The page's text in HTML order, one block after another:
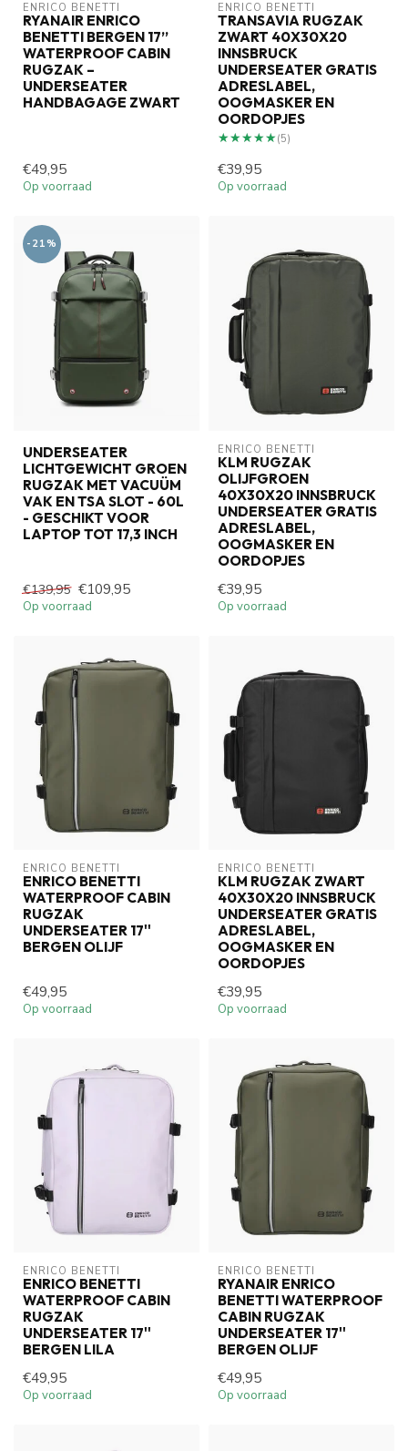
ENRICO BENETTI
RYANAIR ENRICO
BENETTI BERGEN 17’’
WATERPROOF CABIN
RUGZAK –
UNDERSEATER
HANDBAGAGE ZWART
€49,95
Op voorraad
ENRICO BENETTI
TRANSAVIA RUGZAK
ZWART 40X30X20
INNSBRUCK
UNDERSEATER GRATIS
ADRESLABEL,
OOGMASKER EN
OORDOPJES
★★★★★
★★★★★(5)
€39,95
Op voorraad
-21%
UNDERSEATER
LICHTGEWICHT GROEN
RUGZAK MET VACUÜM
VAK EN TSA SLOT - 60L
- GESCHIKT VOOR
LAPTOP TOT 17,3 INCH
€139,95 €109,95
Op voorraad
ENRICO BENETTI
KLM RUGZAK
OLIJFGROEN
40X30X20 INNSBRUCK
UNDERSEATER GRATIS
ADRESLABEL,
OOGMASKER EN
OORDOPJES
€39,95
Op voorraad
ENRICO BENETTI
ENRICO BENETTI
WATERPROOF CABIN
RUGZAK
UNDERSEATER 17''
BERGEN OLIJF
€49,95
Op voorraad
ENRICO BENETTI
KLM RUGZAK ZWART
40X30X20 INNSBRUCK
UNDERSEATER GRATIS
ADRESLABEL,
OOGMASKER EN
OORDOPJES
€39,95
Op voorraad
ENRICO BENETTI
ENRICO BENETTI
WATERPROOF CABIN
RUGZAK
UNDERSEATER 17''
BERGEN LILA
€49,95
Op voorraad
ENRICO BENETTI
RYANAIR ENRICO
BENETTI WATERPROOF
CABIN RUGZAK
UNDERSEATER 17''
BERGEN OLIJF
€49,95
Op voorraad